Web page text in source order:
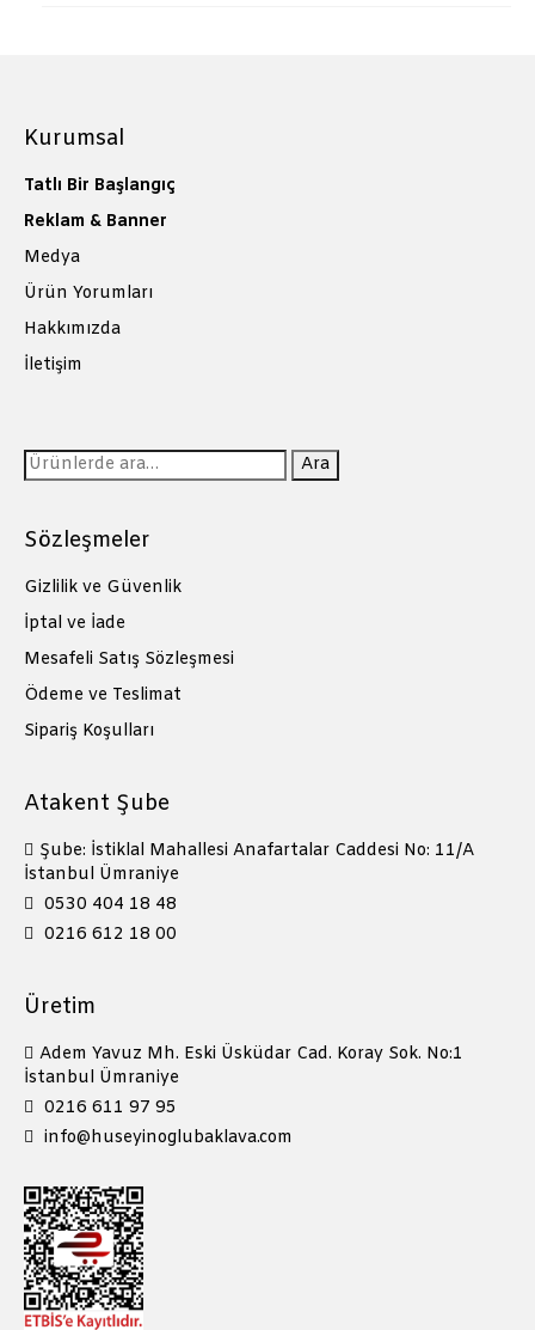
Kurumsal
Tatlı Bir Başlangıç
Reklam & Banner
Medya
Ürün Yorumları
Hakkımızda
İletişim
Ara: Ara
Sözleşmeler
Gizlilik ve Güvenlik
İptal ve İade
Mesafeli Satış Sözleşmesi
Ödeme ve Teslimat
Sipariş Koşulları
Atakent Şube
Şube: İstiklal Mahallesi Anafartalar Caddesi No: 11/A
İstanbul Ümraniye
0530 404 18 48
0216 612 18 00
Üretim
Adem Yavuz Mh. Eski Üsküdar Cad. Koray Sok. No:1
İstanbul Ümraniye
0216 611 97 95
info@huseyinoglubaklava.com